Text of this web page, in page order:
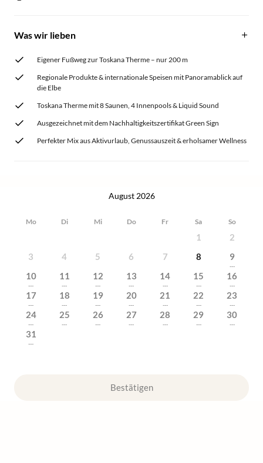
Was wir lieben
Eigener Fußweg zur Toskana Therme – nur 200 m
Regionale Produkte & internationale Speisen mit Panoramablick auf
die Elbe
Toskana Therme mit 8 Saunen, 4 Innenpools & Liquid Sound
Ausgezeichnet mit dem Nachhaltigkeitszertifikat Green Sign
Perfekter Mix aus Aktivurlaub, Genussauszeit & erholsamer Wellness
August 2026
Mo Di Mi Do Fr Sa So
1
2
3
4 5 6 7 8 9
---
10
---
11
---
12
---
13
---
14
---
15
---
16
---
17
---
18
---
19
---
20
---
21
---
22
---
23
---
24
---
25
---
26
---
27
---
28
---
29
---
30
---
31
---
Bestätigen